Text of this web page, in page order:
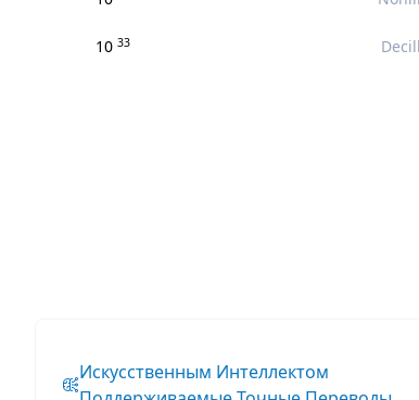
10 33
Искусственным Интеллектом